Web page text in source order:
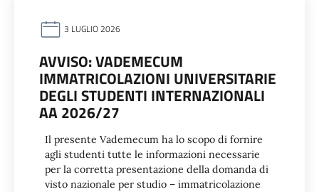
3 LUGLIO 2026
AVVISO: VADEMECUM
IMMATRICOLAZIONI UNIVERSITARIE
DEGLI STUDENTI INTERNAZIONALI
AA 2026/27
Il presente Vademecum ha lo scopo di fornire
agli studenti tutte le informazioni necessarie
per la corretta presentazione della domanda di
visto nazionale per studio – immatricolazione